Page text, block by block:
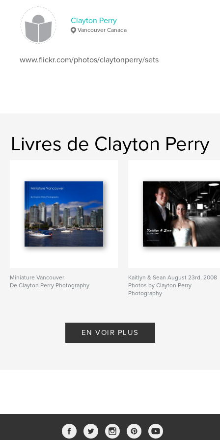
Clayton Perry
Vancouver Canada
www.flickr.com/photos/claytonperry/sets
Livres de Clayton Perry
Miniature Vancouver
De Clayton Perry Photography
Kaitlyn & Sean August 23rd, 2008
Photos by Clayton Perry
Photography
EN VOIR PLUS